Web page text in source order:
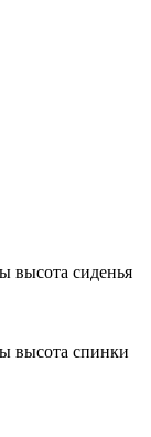
высота сиденья
высота спинки